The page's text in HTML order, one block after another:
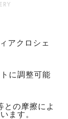
アクロシェ
に調整可能
との摩擦によ
ます。